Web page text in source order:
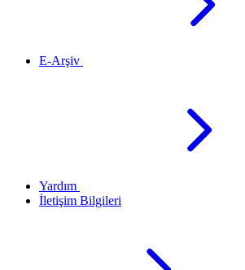
E-Arşiv
Yardım
İletişim Bilgileri